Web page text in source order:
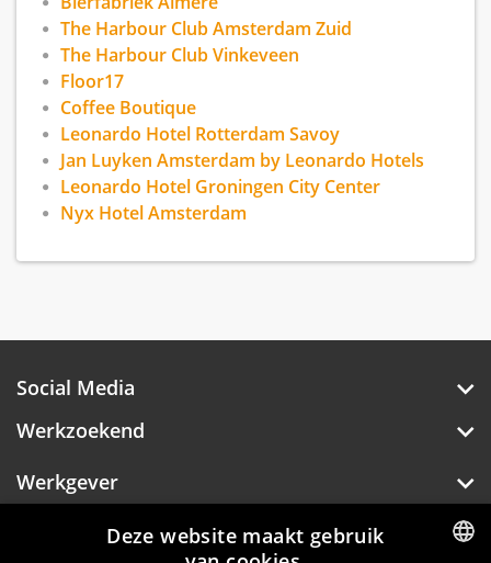
The Harbour Club Amsterdam Zuid
The Harbour Club Vinkeveen
Floor17
Coffee Boutique
Leonardo Hotel Rotterdam Savoy
Jan Luyken Amsterdam by Leonardo Hotels
Leonardo Hotel Groningen City Center
Nyx Hotel Amsterdam
Social Media
Werkzoekend
Werkgever
Over Hotelprofessionals
Deze website maakt gebruik